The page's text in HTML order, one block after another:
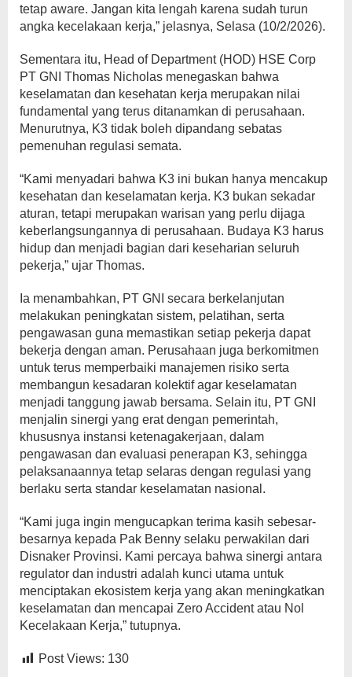
tetap aware. Jangan kita lengah karena sudah turun
angka kecelakaan kerja,” jelasnya, Selasa (10/2/2026).
Sementara itu, Head of Department (HOD) HSE Corp
PT GNI Thomas Nicholas menegaskan bahwa
keselamatan dan kesehatan kerja merupakan nilai
fundamental yang terus ditanamkan di perusahaan.
Menurutnya, K3 tidak boleh dipandang sebatas
pemenuhan regulasi semata.
“Kami menyadari bahwa K3 ini bukan hanya mencakup
kesehatan dan keselamatan kerja. K3 bukan sekadar
aturan, tetapi merupakan warisan yang perlu dijaga
keberlangsungannya di perusahaan. Budaya K3 harus
hidup dan menjadi bagian dari keseharian seluruh
pekerja,” ujar Thomas.
Ia menambahkan, PT GNI secara berkelanjutan
melakukan peningkatan sistem, pelatihan, serta
pengawasan guna memastikan setiap pekerja dapat
bekerja dengan aman. Perusahaan juga berkomitmen
untuk terus memperbaiki manajemen risiko serta
membangun kesadaran kolektif agar keselamatan
menjadi tanggung jawab bersama. Selain itu, PT GNI
menjalin sinergi yang erat dengan pemerintah,
khususnya instansi ketenagakerjaan, dalam
pengawasan dan evaluasi penerapan K3, sehingga
pelaksanaannya tetap selaras dengan regulasi yang
berlaku serta standar keselamatan nasional.
“Kami juga ingin mengucapkan terima kasih sebesar-
besarnya kepada Pak Benny selaku perwakilan dari
Disnaker Provinsi. Kami percaya bahwa sinergi antara
regulator dan industri adalah kunci utama untuk
menciptakan ekosistem kerja yang akan meningkatkan
keselamatan dan mencapai Zero Accident atau Nol
Kecelakaan Kerja,” tutupnya.
Post Views: 130